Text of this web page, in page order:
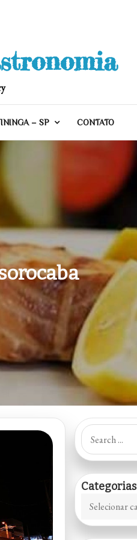
– SP CONTATO
Search
for:
Categorias
Categorias